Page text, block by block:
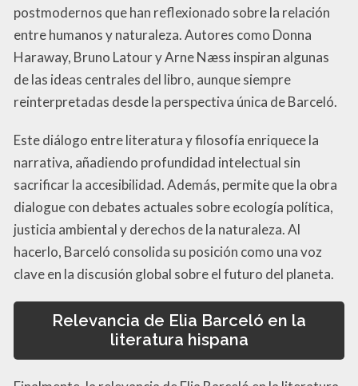
postmodernos que han reflexionado sobre la relación
entre humanos y naturaleza. Autores como Donna
Haraway, Bruno Latour y Arne Næss inspiran algunas
de las ideas centrales del libro, aunque siempre
reinterpretadas desde la perspectiva única de Barceló.
Este diálogo entre literatura y filosofía enriquece la
narrativa, añadiendo profundidad intelectual sin
sacrificar la accesibilidad. Además, permite que la obra
dialogue con debates actuales sobre ecología política,
justicia ambiental y derechos de la naturaleza. Al
hacerlo, Barceló consolida su posición como una voz
clave en la discusión global sobre el futuro del planeta.
Relevancia de Elia Barceló en la
literatura hispana